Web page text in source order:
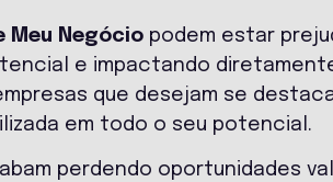
Meu Negócio podem estar
e impactando
que desejam se
em todo o seu potencial.
perdendo oportunidades